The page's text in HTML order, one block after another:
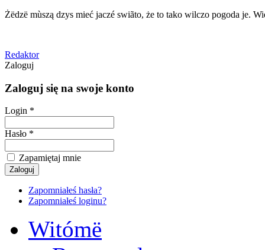
Żëdzë mùszą dzys mieć jaczé swiãto, że to tako wilczo pogoda je.
Redaktor
Zaloguj
Zaloguj się na swoje konto
Login *
Hasło *
Zapamiętaj mnie
Zapomniałeś hasła?
Zapomniałeś loginu?
Witómë